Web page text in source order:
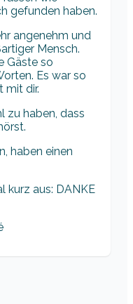
gefunden haben.
angenehm und
Mensch.
Gäste so
Es war so
mit dir.
zu haben, dass
haben einen
kurz aus: DANKE